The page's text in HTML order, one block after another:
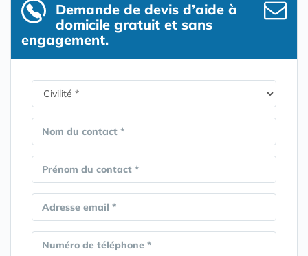
Demande de devis d’aide à
domicile gratuit et sans
engagement.
Nom du contact *
Prénom du contact *
Adresse email *
Numéro de téléphone *